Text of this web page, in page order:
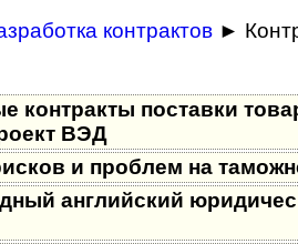
контрактов ►
контракты поставки
ВЭД
и проблем на
английский